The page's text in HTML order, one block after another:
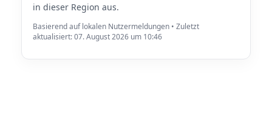
in dieser Region aus.
Basierend auf lokalen Nutzermeldungen • Zuletzt
aktualisiert: 07. August 2026 um 10:46